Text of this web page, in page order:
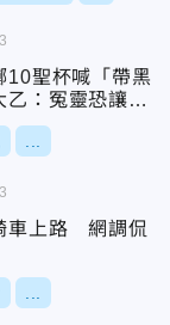
10聖杯喊「帶黑
：冤靈恐讓保
車上路 網調侃